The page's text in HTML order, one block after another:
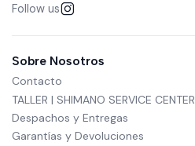
Follow us
Sobre Nosotros
Contacto
TALLER | SHIMANO SERVICE CENTER
Despachos y Entregas
Garantías y Devoluciones